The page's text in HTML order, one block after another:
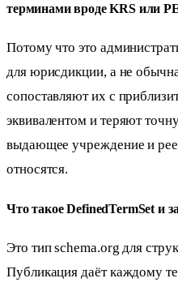
терминами вроде KRS или
Потому что это
для юрисдикции, а не
сопоставляют их с
эквивалентом и теряют
выдающее учреждение и
относятся.
Что такое DefinedTermSet и
Это тип schema.org для
Публикация даёт каждому